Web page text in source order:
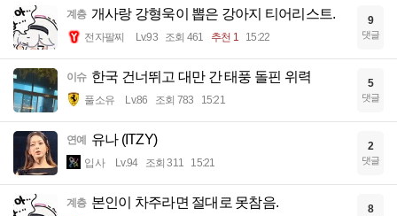
계층 개사랑 강형욱이 뽑은 강아지 티어리스트.
전자팔찌 Lv.93 조회 461 추천 1 15:22
9
댓글
이슈 한국 건너뛰고 대만 간 태풍 돌핀 위력
풀소유 Lv.86 조회 783 15:21
5
댓글
연예 유나 (ITZY)
입사 Lv.94 조회 311 15:21
2
댓글
계층 본인이 차주라면 절대로 못참음. 8